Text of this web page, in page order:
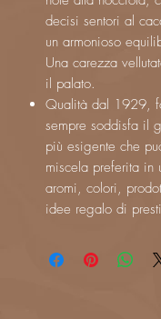
decisi sentori al
un armonioso
Una carezza
il palato.
Qualità dal 1929,
sempre soddisfa il
più esigente che
miscela preferita in
aromi, colori,
idee regalo di